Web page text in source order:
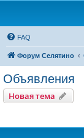
FAQ
Форум Селятино
Объявления
Новая тема